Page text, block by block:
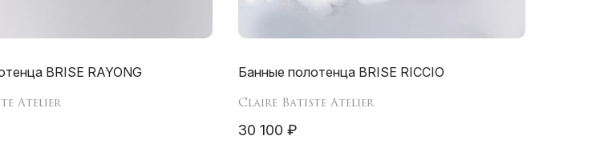
BRISE RAYONG
Atelier
Банные полотенца BRISE RICCIO
Claire Batiste Atelier
30 100 ₽